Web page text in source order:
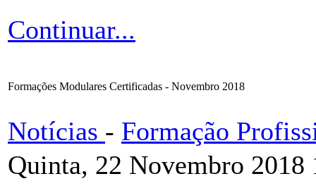
Continuar...
Formações Modulares Certificadas - Novembro 2018
Notícias - Formação
Quinta, 22 Novembro 2018